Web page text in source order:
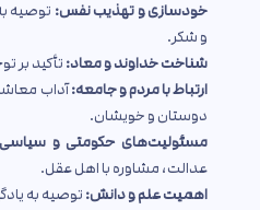
خودسازی و تهذیب نفس: توصیه
و شکر.
شناخت خداوند و معاد: تأکید بر
ارتباط با مردم و جامعه:آداب
دوستان و خویشان.
مسئولیت‌های حکومتی و
عدالت، مشاوره با اهل عقل.
اهمیت علم و دانش: توصیه به